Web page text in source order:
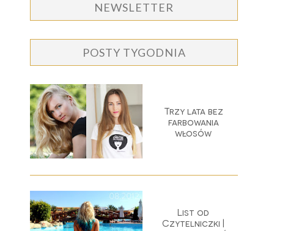
NEWSLETTER
POSTY TYGODNIA
Trzy lata bez
farbowania
włosów
List od
Czytelniczki |